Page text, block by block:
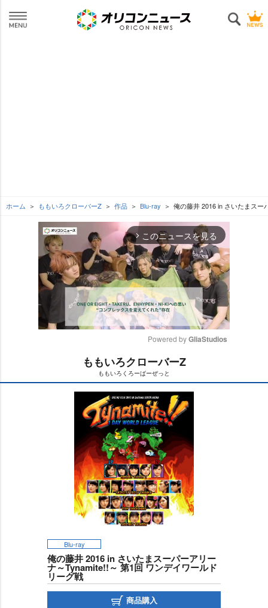
ホーム ももいろクローバーZ 作品 Blu-ray 俺の藤井 2016 in さいたまスー
arrow_forward_ios このニュースを見る
t
Powered by GliaStudios
ももいろクローバーZ
ももいろくろーばーぜっと
Blu-ray
俺の藤井 2016 in さいたまスーパーアリー
ナ～Tynamite!!～ 第1回 ワンデイワールド
リーグ戦
商品購入